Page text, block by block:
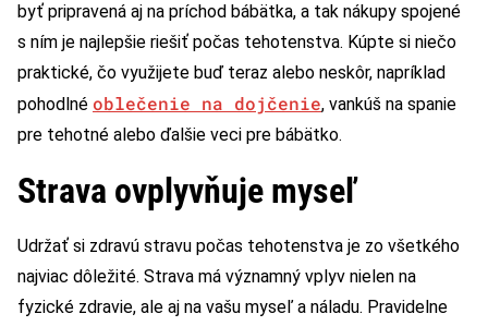
byť pripravená aj na príchod bábätka, a tak nákupy spojené
s ním je najlepšie riešiť počas tehotenstva. Kúpte si niečo
praktické, čo využijete buď teraz alebo neskôr, napríklad
pohodlné oblečenie na dojčenie, vankúš na spanie
pre tehotné alebo ďalšie veci pre bábätko.
Strava ovplyvňuje myseľ
Udržať si zdravú stravu počas tehotenstva je zo všetkého
najviac dôležité. Strava má významný vplyv nielen na
fyzické zdravie, ale aj na vašu myseľ a náladu. Pravidelne